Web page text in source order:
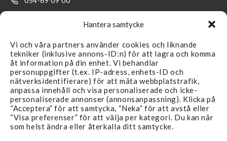
Hantera samtycke
Vi och våra partners använder cookies och liknande
tekniker (inklusive annons-ID:n) för att lagra och komma
åt information på din enhet. Vi behandlar
personuppgifter (t.ex. IP-adress, enhets-ID och
nätverksidentifierare) för att mäta webbplatstrafik,
anpassa innehåll och visa personaliserade och icke-
personaliserade annonser (annonsanpassning). Klicka på
“Acceptera” för att samtycka, “Neka” för att avstå eller
“Visa preferenser” för att välja per kategori. Du kan när
som helst ändra eller återkalla ditt samtycke.
LÄNKAR
Återförsäljare
Produkter
SUPPORT
Kontakta oss
FAQ